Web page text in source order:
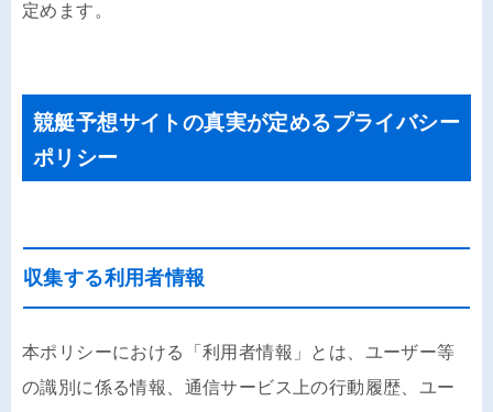
定めます。
競艇予想サイトの真実が定めるプライバシー
ポリシー
収集する利用者情報
本ポリシーにおける「利用者情報」とは、ユーザー等
の識別に係る情報、通信サービス上の行動履歴、ユー